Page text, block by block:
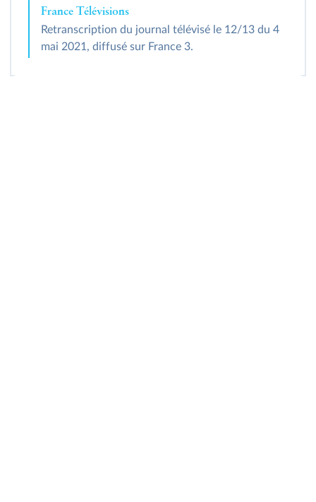
France Télévisions
Retranscription du journal télévisé le 12/13 du 4
mai 2021, diffusé sur France 3.